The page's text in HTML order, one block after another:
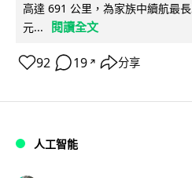
高達 691 公里，為家族中續航最
元...
閱讀全文
92 19 ↗ 分享
人工智能